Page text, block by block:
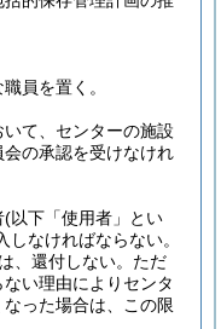
員を置く。
て、センターの施設
の承認を受けなけれ
(以下「使用者」とい
なければならない。
、還付しない。 ただ
い理由によりセンタ
った場合は、この限